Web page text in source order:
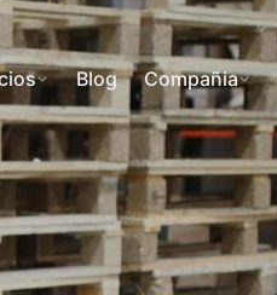
Blog Compañia